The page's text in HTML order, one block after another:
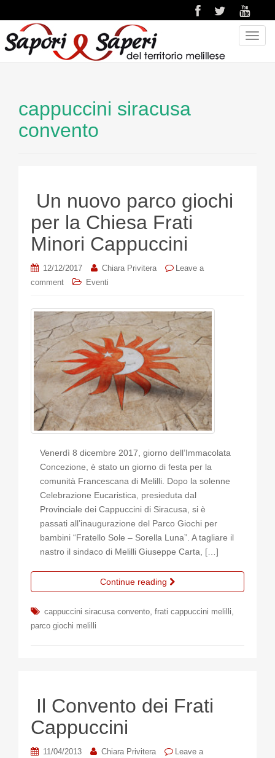
T
cappuccini siracusa
convento
Un nuovo parco giochi
per la Chiesa Frati
Minori Cappuccini
12/12/2017 Chiara Privitera
Leave a
comment
Eventi
Venerdì 8 dicembre 2017, giorno dell’Immacolata
Concezione, è stato un giorno di festa per la
comunità Francescana di Melilli. Dopo la solenne
Celebrazione Eucaristica, presieduta dal
Provinciale dei Cappuccini di Siracusa, si è
passati all’inaugurazione del Parco Giochi per
bambini “Fratello Sole – Sorella Luna”. A tagliare il
nastro il sindaco di Melilli Giuseppe Carta, […]
Continue reading
cappuccini siracusa convento, frati cappuccini melilli,
parco giochi melilli
Il Convento dei Frati
Cappuccini
11/04/2013 Chiara Privitera
Leave a